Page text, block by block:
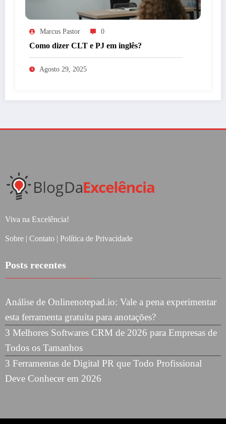
Marcus Pastor 0
Como dizer CLT e PJ em inglês?
Agosto 29, 2025
Viva na Excelência!
Sobre | Contato | Política de Privacidade
Posts recentes
Análise de Onlinenotepad.io: Vale a pena experimentar
esta ferramenta gratuita para anotações?
3 Melhores Softwares CRM de 2026 para Empresas de
Todos os Tamanhos
3 Ferramentas de Digital PR que Todo Profissional
Deve Conhecer em 2026